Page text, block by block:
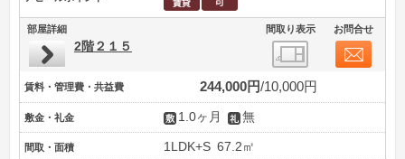
部屋詳細 間取り表示 お問合せ
2階２１５
賃料・管理費・共益費 244,000円 10,000円
敷金・礼金 1.0ヶ月 無
間取・面積 1LDK+S 67.2㎡